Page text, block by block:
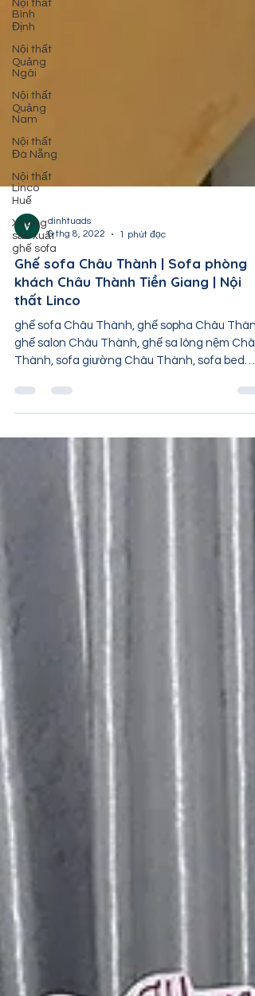
Nội thất
Bình
Định
Nội thất
Quảng
Ngãi
Nội thất
Quảng
Nam
Nội thất
Đà Nẵng
Nội thất
Linco
Huế
Xưởng
sản xuất
ghế sofa
dinhtuads
6 thg 8, 2022
Ghế sofa Châu Thành | Sofa phòng
khách Châu Thành Tiền Giang | Nội
thất Linco
ghế sofa Châu Thành, ghế sopha Châu
ghế salon Châu Thành, ghế sa lông nệm Châu